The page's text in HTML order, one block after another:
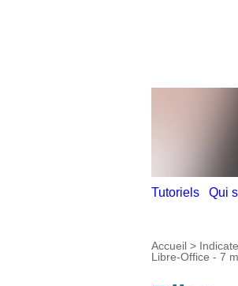
Tutoriels Qui
Accueil >
Libre-Office - 7